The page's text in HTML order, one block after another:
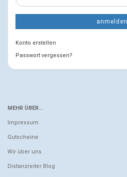
anmelden
Konto erstellen
Passwort vergessen?
MEHR ÜBER...
Impressum
Gutscheine
Wir über uns
Distanzreiter Blog